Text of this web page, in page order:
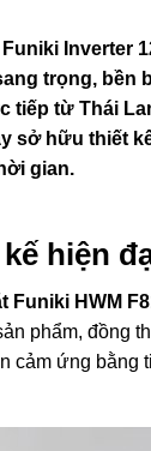
Funiki Inverter
trọng, bền
tiếp từ Thái
sở hữu thiết
gian.
hiện
Funiki HWM
phẩm, đồng
cảm ứng bằng